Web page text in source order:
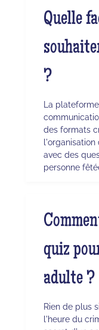
Quelle
?
La
des formats
l'organisation
avec des
personne
quiz
adulte ?
Rien de plus
l'heure du